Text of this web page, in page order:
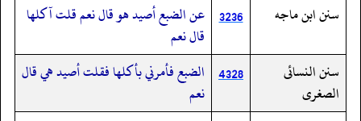
سنن ابن ماجه
3236 عن الضبع أصيد هو قال نعم قلت آكلها
قال نعم
سنن النسائى
الصغرى
4328 الضبع فأمرني بأكلها فقلت أصيد هي قال
نعم